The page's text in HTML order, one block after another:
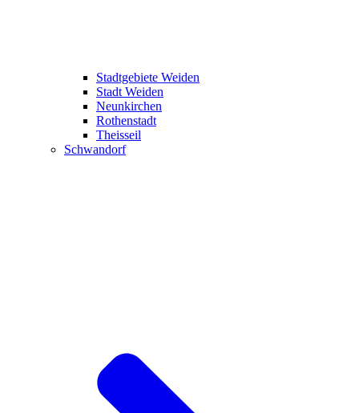
Stadtgebiete Weiden
Stadt Weiden
Neunkirchen
Rothenstadt
Theisseil
Schwandorf